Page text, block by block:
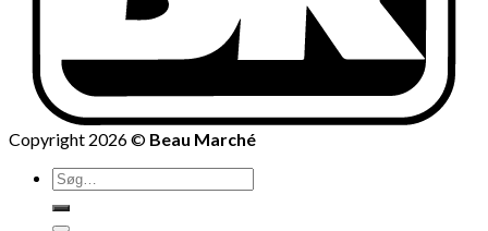
Copyright 2026 © Beau Marché
Søg
efter: